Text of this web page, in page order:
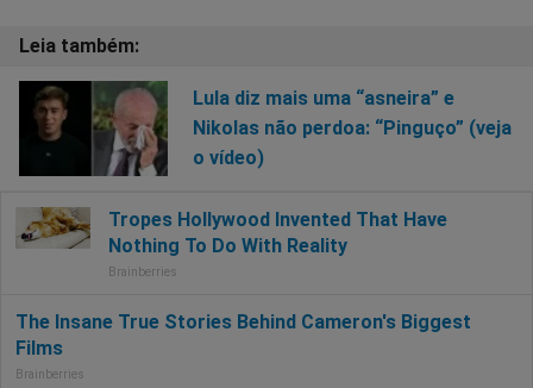
Lula diz mais uma “asneira” e
Nikolas não perdoa: “Pinguço” (veja
o vídeo)